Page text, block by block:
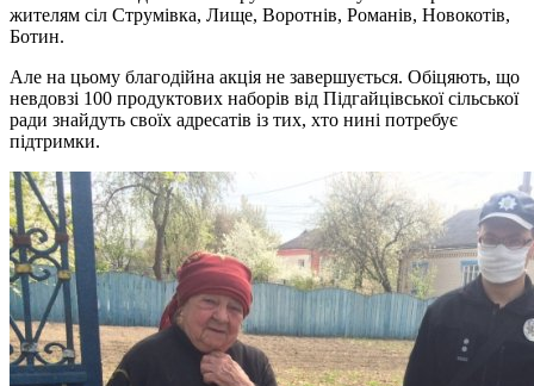
жителям сіл Струмівка, Лище, Воротнів, Романів, Новокотів,
Ботин.
Але на цьому благодійна акція не завершується. Обіцяють, що
невдовзі 100 продуктових наборів від Підгайцівської сільської
ради знайдуть своїх адресатів із тих, хто нині потребує
підтримки.